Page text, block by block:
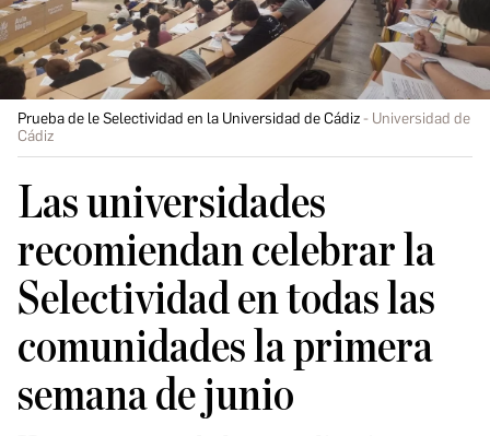
Prueba de le Selectividad en la Universidad de Cádiz
Universidad de
Cádiz
Las universidades
recomiendan celebrar la
Selectividad en todas las
comunidades la primera
semana de junio